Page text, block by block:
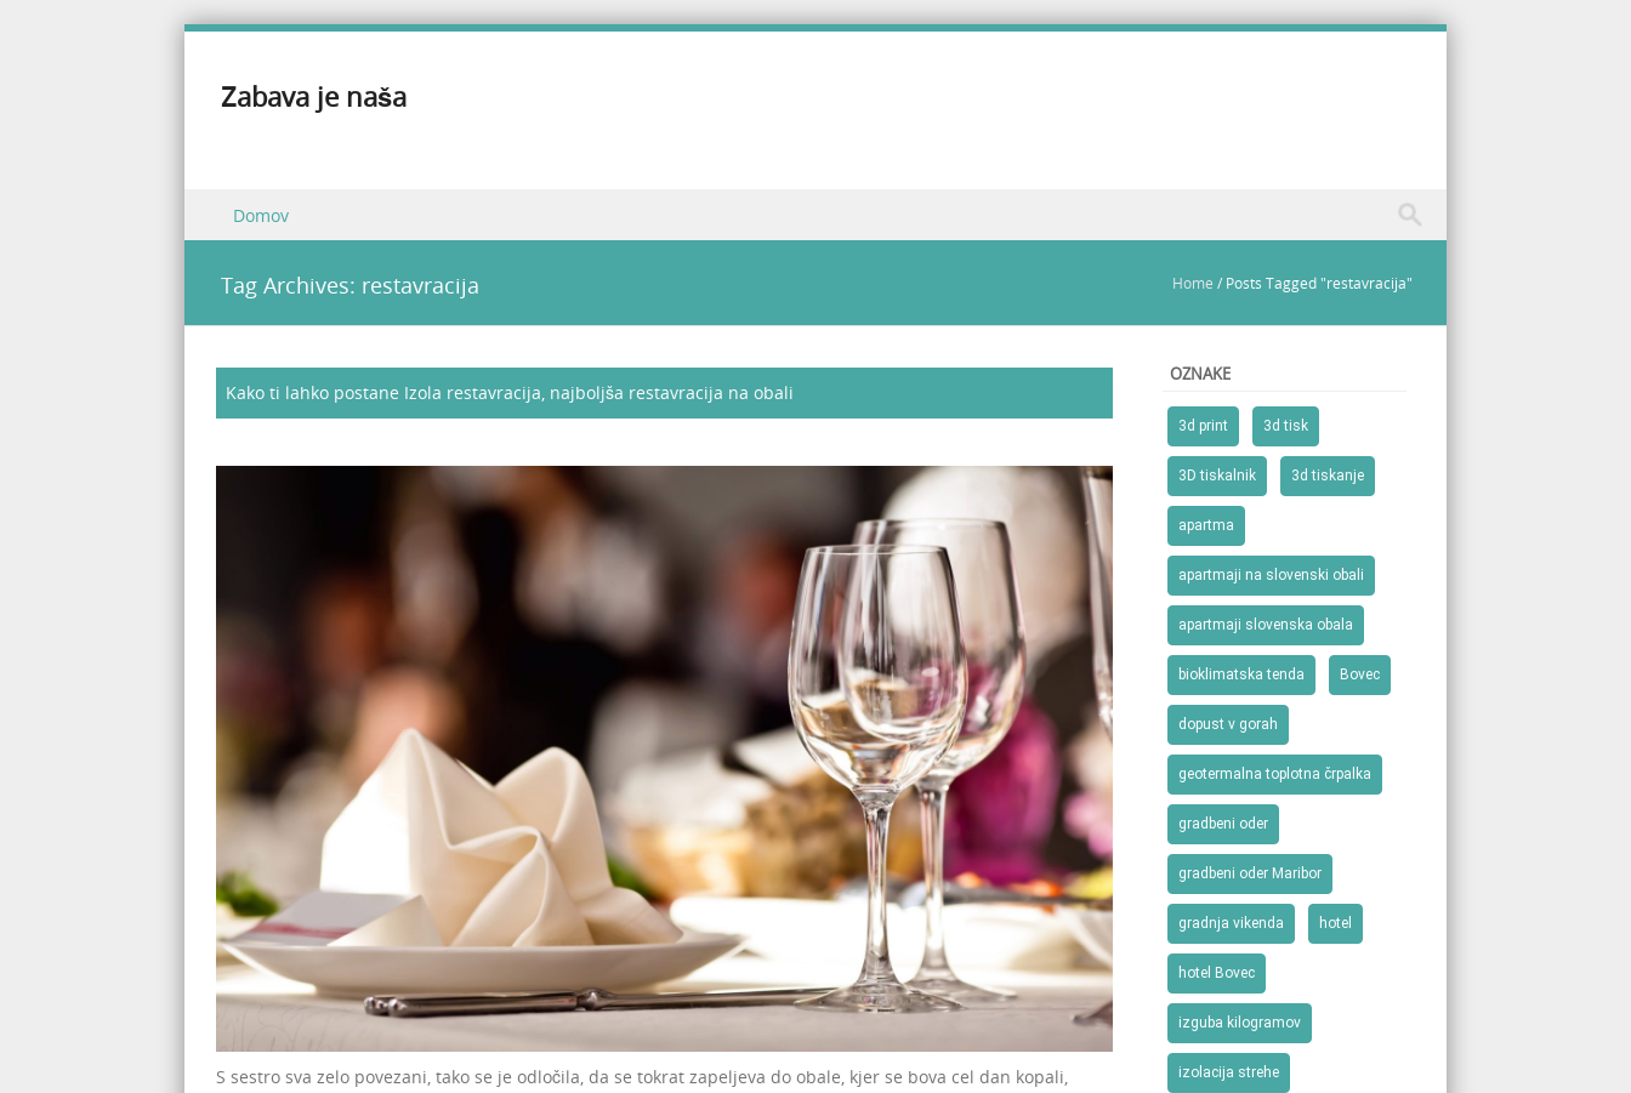
Zabava je naša
Menu
Skip to content
Domov
Tag Archives: restavracija Home / Posts Tagged "restavracija"
Kako ti lahko postane Izola restavracija, najboljša restavracija na obali
S sestro sva zelo povezani, tako se je odločila, da se tokrat zapeljeva do obale, kjer se bova cel dan kopali,
OZNAKE
3d print 3d tisk
3D tiskalnik 3d tiskanje
apartma
apartmaji na slovenski obali
apartmaji slovenska obala
bioklimatska tenda Bovec
dopust v gorah
geotermalna toplotna črpalka
gradbeni oder
gradbeni oder Maribor
gradnja vikenda hotel
hotel Bovec
izguba kilogramov
izolacija strehe